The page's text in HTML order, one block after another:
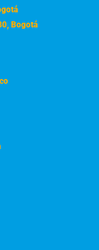
Bogotá